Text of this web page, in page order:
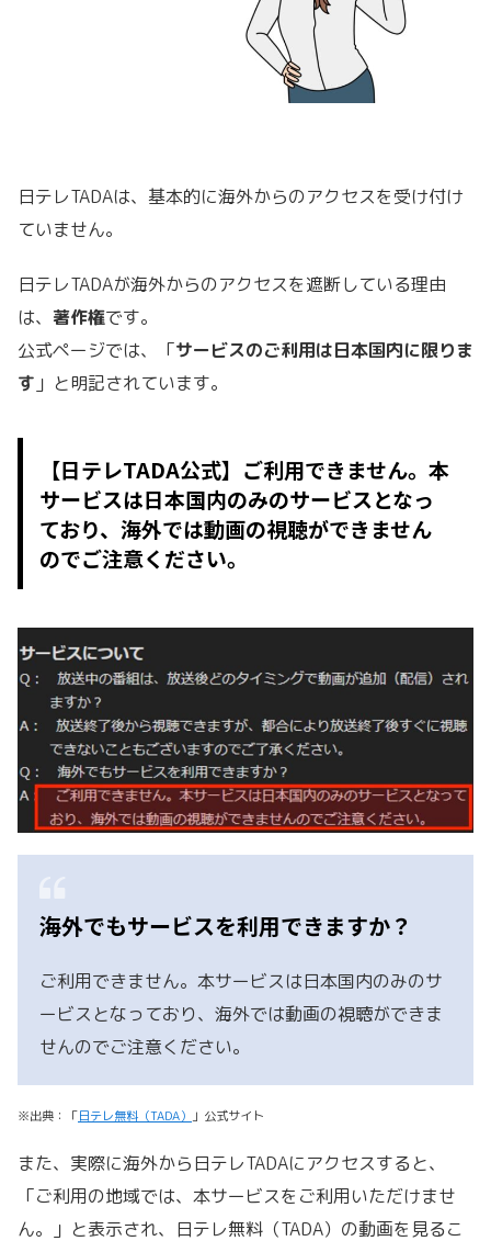
日テレTADAは、基本的に海外からのアクセスを受け付け
ていません。
日テレTADAが海外からのアクセスを遮断している理由
は、 著作権です。
公式ページでは、「サービスのご利用は日本国内に限りま
す 」と明記されています。
【日テレTADA公式】ご利用できません。本
サービスは日本国内のみのサービスとなっ
ており、海外では動画の視聴ができません
のでご注意ください。
海外でもサービスを利用できますか？
ご利用できません。本サービスは日本国内のみのサ
ービスとなっており、海外では動画の視聴ができま
せんのでご注意ください。
※出典：「日テレ無料（TADA） 」公式サイト
また、実際に海外から日テレTADAにアクセスすると、
「ご利用の地域では、本サービスをご利用いただけませ
ん。」と表示され、日テレ無料（TADA）の動画を見るこ